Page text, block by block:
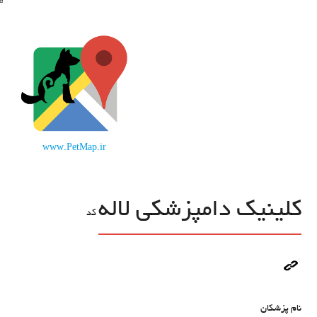
www.PetMap.ir
کلینیک دامپزشکی لاله کد
نام پزشکان